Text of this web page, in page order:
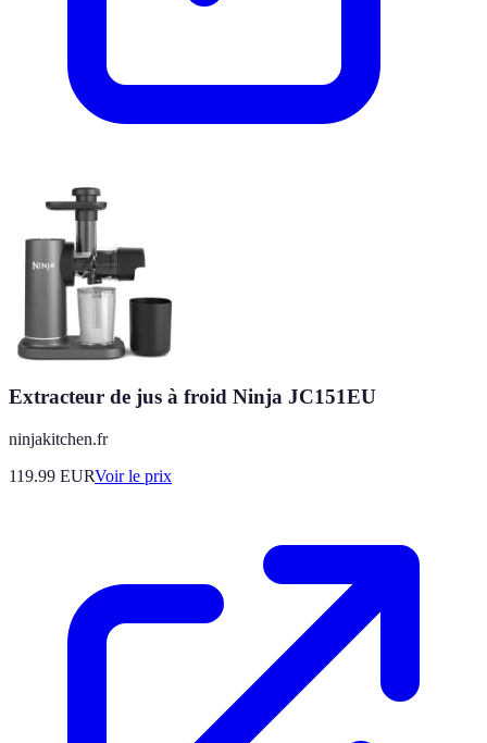
Extracteur de jus à froid Ninja JC151EU
ninjakitchen.fr
119.99 EURVoir le prix